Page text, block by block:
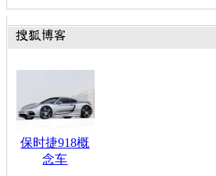
保时捷918概
念车